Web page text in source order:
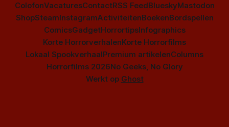
ColofonVacaturesContactRSS FeedBlueskyMastodon
ShopSteamInstagramActiviteitenBoekenBordspellen
ComicsGadgetHorrortipsInfographics
Korte HorrorverhalenKorte Horrorfilms
Lokaal SpookverhaalPremium artikelenColumns
Horrorfilms 2026No Geeks, No Glory
Werkt op Ghost